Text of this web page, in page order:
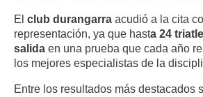
El club durangarra acudió a la cita
representación, ya que hasta 24
salida en una prueba que cada año
los mejores especialistas de la
Entre los resultados más destacados